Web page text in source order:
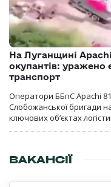
На Луганщині
окупантів: уражено
транспорт
Оператори ББпС Apachi
Слобожанської бригади
ключових об’єктах
ВАКАНСІЇ